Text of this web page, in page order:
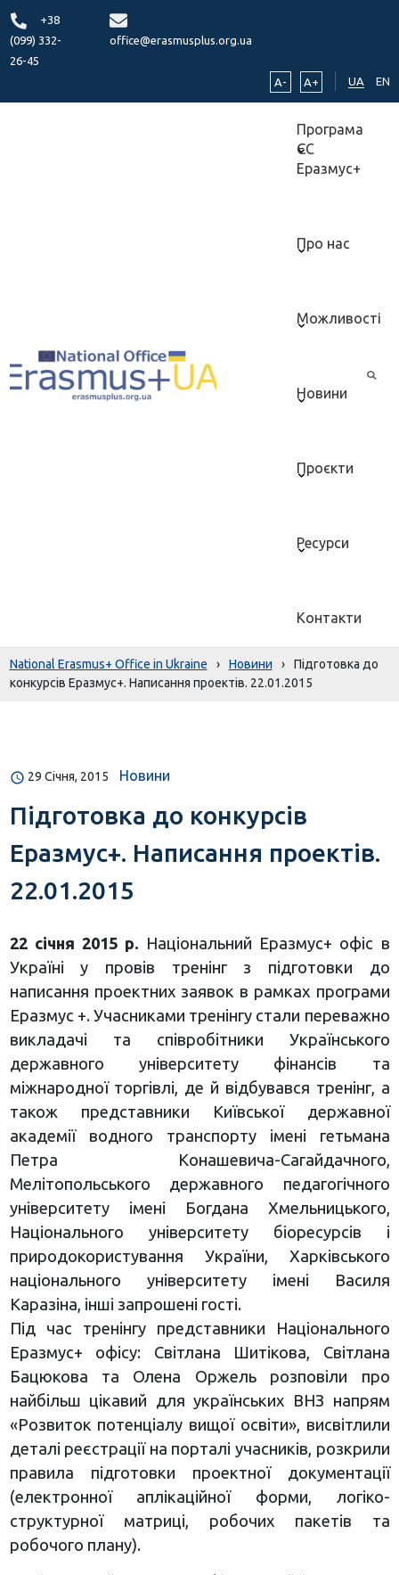
+38
(099) 332-
26-45
office@erasmusplus.org.ua
A- A+ UA EN
Програма
ЄС
Еразмус+
Про нас
Можливості
Новини
Проєкти
Ресурси
Контакти
National Erasmus+ Office in Ukraine › Новини ›
Підготовка до
конкурсів Еразмус+. Написання проектів. 22.01.2015
29 Січня, 2015 Новини
Підготовка до конкурсів
Еразмус+. Написання проектів.
22.01.2015
22 січня 2015 р. Національний Еразмус+ офіс в
Україні у провів тренінг з підготовки до
написання проектних заявок в рамках програми
Еразмус +. Учасниками тренінгу стали переважно
викладачі та співробітники Українського
державного університету фінансів та
міжнародної торгівлі, де й відбувався тренінг, а
також представники Київської державної
академії водного транспорту імені гетьмана
Петра Конашевича-Сагайдачного,
Мелітопольського державного педагогічного
університету імені Богдана Хмельницького,
Національного університету біоресурсів і
природокористування України, Харківського
національного університету імені Василя
Каразіна, інші запрошені гості.
Під час тренінгу представники Національного
Еразмус+ офісу: Світлана Шитікова, Світлана
Бацюкова та Олена Оржель розповіли про
найбільш цікавий для українських ВНЗ напрям
«Розвиток потенціалу вищої освіти», висвітлили
деталі реєстрації на порталі учасників, розкрили
правила підготовки проектної документації
(електронної аплікаційної форми, логіко-
структурної матриці, робочих пакетів та
робочого плану).